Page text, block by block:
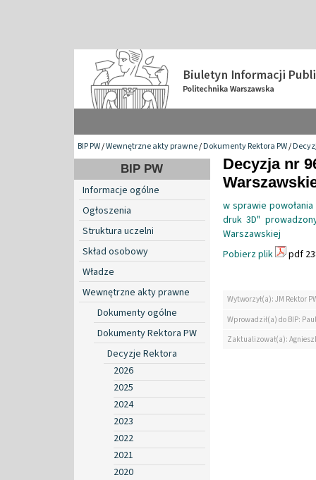
BIP PW/Wewnętrzne akty prawne/Dokumenty Rektora PW/
BIP PW
Informacje ogólne
Ogłoszenia
Struktura uczelni
Skład osobowy
Władze
Wewnętrzne akty prawne
Dokumenty ogólne
Dokumenty Rektora PW
Decyzje Rektora
2026
2025
2024
2023
2022
2021
2020
Decyzja nr
w sprawie
druk 3D"
Warszawskiej
Pobierz plik
pdf
Wytworzył(a): JM Rektor
Wprowadził(a) do BIP:
Zaktualizował(a):